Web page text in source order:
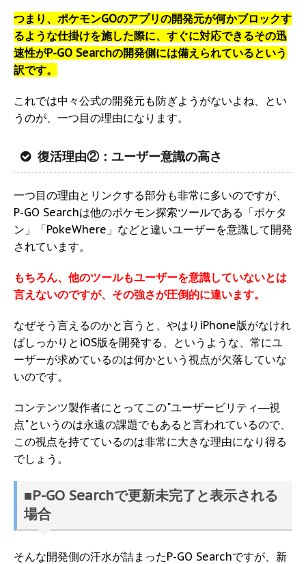
つまり、ポケモンGOのアプリの開発元が何かブロックす
るような仕掛けを施した際に、すぐに対応できるその迅
速性がP-GO Searchの開発側には備えられているという
訳です。
これでは中々公式の開発元も防ぎようがないよね、とい
うのが、一つ目の理由になります。
復活理由②：ユーザー意識の高さ
一つ目の理由とリンクする部分も非常に多いのですが、
P-GO Searchは他のポケモン探索ツールである「ポケタ
ン」「PokeWhere」などと違いユーザーを意識して開発
されています。
もちろん、他のツールもユーザーを意識していないとは
言えないのですが、その強さが圧倒的に違います。
なぜそう言えるのかと言うと、やはりiPhone版がなけれ
ばしっかりとiOS版を開発する、というような、常にユ
ーザーが求めているのは何かという視点が欠落していな
いのです。
コンテンツ製作者にとってこの"ユーザービリティ―視
点"というのは永遠の課題でもあると言われているので、
この視点を持てているのは非常に大きな理由になり得る
でしょう。
■P-GO Searchで更新未完了と表示される
場合
そんな開発側の汗水が詰まったP-GO Searchですが、新